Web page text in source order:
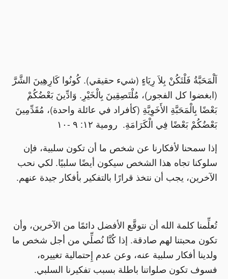
اَلْمَحَبَّةُ فَلْتَكُنْ بِلاَ رِيَاءٍ (شيء حقيقي). كُونُوا كَارِهِينَ الشَّرَّ
(ابغضوا كل الفجور)، مُلْتَصِقِينَ بِالْخَيْرِ. وَادِّينَ بَعْضُكُمْ
بَعْضًا بِالْمَحَبَّةِ الأَخَوِيَّةِ (كأفراد في عائلة واحدة)، مُقَدِّمِينَ
بَعْضُكُمْ بَعْضًا فِي الْكَرَامَةِ. رومية ١٢: ٩ -١٠
إذا سمحنا لأفكارنا عن شخص ما أن تكون سلبية، فإن
سلوكنا تجاه هذا الشخص سيكون أيضًا سلبيًا. لكي نحب
الآخرين، يجب أن نتخذ قرارًا بالتفكير بأفكار جيدة عنهم.
تُعلِّمنا كلمة الله أن نتوقَّع الأفضل دائمًا من الآخرين، وأن
تكون محبتنا لهم صادقة. إذا كُنَّا نُصلِّي من أجل شخص ما
ولدينا أفكار سلبية عنه، وعن عدم إِحتمالية تغييره،
فسوف تكون صلواتنا باطلة بسبب تفكيرنا السلبي.